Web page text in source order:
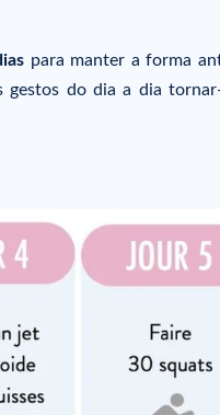
para manter a forma
gestos do dia a dia